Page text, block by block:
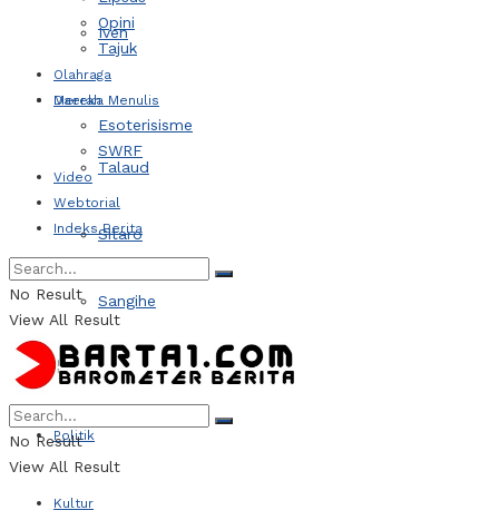
Iven
Daerah
Talaud
Sitaro
Sangihe
Kotamobagu
Politik
Kultur
Opini
Tajuk
Olahraga
Mereka Menulis
Esoterisisme
SWRF
Video
Webtorial
Indeks Berita
No Result
View All Result
No Result
View All Result